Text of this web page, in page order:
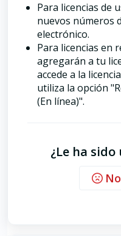
Para licencias de
nuevos números
electrónico.
Para licencias en
agregarán a tu
accede a la
utiliza la opción
(En línea)".
¿Le ha
No